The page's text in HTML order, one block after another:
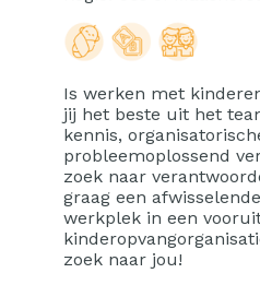
Is werken met
jij het beste uit het
kennis,
probleemoplossend
zoek naar
graag een
werkplek in een
zoek naar jou!